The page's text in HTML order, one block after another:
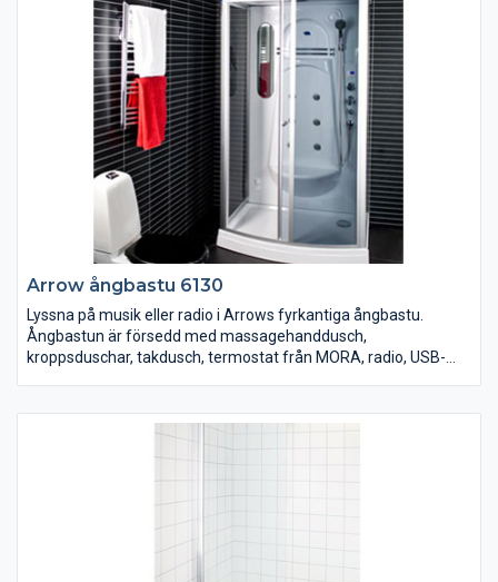
LED-väggbelysning, doftbehållare, fläkt, sittplats, spegel, hyllor,
tonat säkerhetsglas och löstagbar front. (1 fas, 16 amp)
Arrow ångbastu 6130
Lyssna på musik eller radio i Arrows fyrkantiga ångbastu.
Ångbastun är försedd med massagehanddusch,
kroppsduschar, takdusch, termostat från MORA, radio, USB-
tonat säkerhetsglas. 850x1150 mm. Höjd 2170 mm.